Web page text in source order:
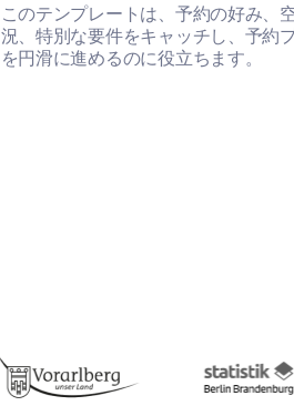
このテンプレートは、予約の好み、
況、特別な要件をキャッチし、予約
を円滑に進めるのに役立ちます。